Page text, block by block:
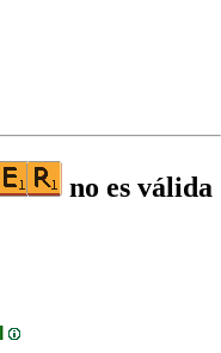
no es válida